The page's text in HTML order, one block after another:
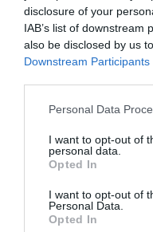
disclosure of your
IAB’s list of downstream
also be disclosed by us
Downstream Participants
Please note that this
not limited to your visit
grant or deny consent to
use your data for below
consent section.
Personal Data
I want to opt-out of
personal data.
Opted In
I want to opt-out of
Personal Data.
Opted In